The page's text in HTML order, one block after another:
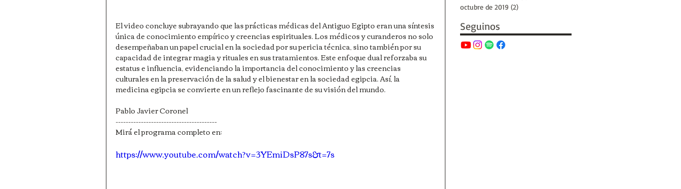
El video concluye subrayando que las prácticas médicas del Antiguo Egipto eran una síntesis
única de conocimiento empírico y creencias espirituales. Los médicos y curanderos no solo
desempeñaban un papel crucial en la sociedad por su pericia técnica, sino también por su
capacidad de integrar magia y rituales en sus tratamientos. Este enfoque dual reforzaba su
estatus e influencia, evidenciando la importancia del conocimiento y las creencias
culturales en la preservación de la salud y el bienestar en la sociedad egipcia. Así, la
medicina egipcia se convierte en un reflejo fascinante de su visión del mundo.
Pablo Javier Coronel
----------------------------------------
Mirá el programa completo en:
https://www.youtube.com/watch?v=3YEmiDsP87s&t=7s
octubre de 2019 (2)
Seguinos